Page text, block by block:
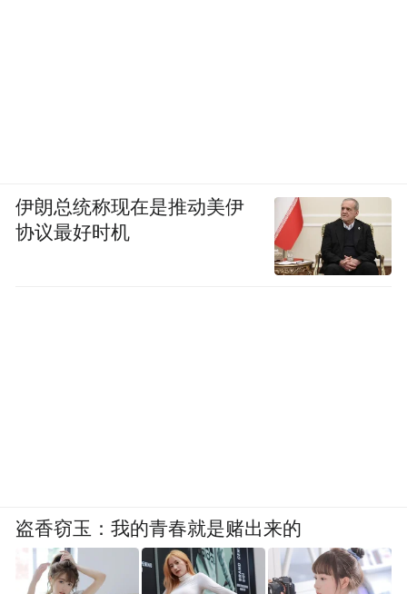
伊朗总统称现在是推动美伊
协议最好时机
盗香窃玉：我的青春就是赌出来的